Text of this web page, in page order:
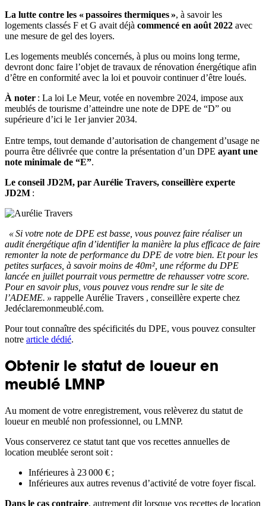
La lutte contre les « passoires thermiques », à savoir les
logements classés F et G avait déjà commencé en août 2022 avec
une mesure de gel des loyers.
Les logements meublés concernés, à plus ou moins long terme,
devront donc faire l’objet de travaux de rénovation énergétique afin
d’être en conformité avec la loi et pouvoir continuer d’être loués.
À noter : La loi Le Meur, votée en novembre 2024, impose aux
meublés de tourisme d’atteindre une note de DPE de “D” ou
supérieure d’ici le 1er janvier 2034.
Entre temps, tout demande d’autorisation de changement d’usage ne
pourra être délivrée que contre la présentation d’un DPE ayant une
note minimale de “E”.
Le conseil JD2M, par Aurélie Travers, conseillère experte
JD2M :
« Si votre note de DPE est basse, vous pouvez faire réaliser un
audit énergétique afin d’identifier la manière la plus efficace de faire
remonter la note de performance du DPE de votre bien. Et pour les
petites surfaces, à savoir moins de 40m², une réforme du DPE
lancée en juillet pourrait vous permettre de rehausser votre score.
Pour en savoir plus, vous pouvez vous rendre sur le site de
l’ADEME. » rappelle Aurélie Travers , conseillère experte chez
Jedéclaremonmeublé.com.
Pour tout connaître des spécificités du DPE, vous pouvez consulter
notre article dédié.
Obtenir le statut de loueur en
meublé LMNP
Au moment de votre enregistrement, vous relèverez du statut de
loueur en meublé non professionnel, ou LMNP.
Vous conserverez ce statut tant que vos recettes annuelles de
location meublée seront soit :
Inférieures à 23 000 € ;
Inférieures aux autres revenus d’activité de votre foyer fiscal.
Dans le cas contraire, autrement dit lorsque vos recettes de location